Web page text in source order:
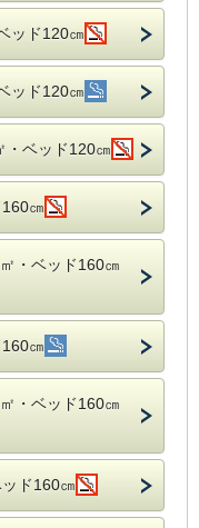
ッド120㎝
ッド120㎝
ベッド120㎝
㎝
・ベッド160㎝
㎝
・ベッド160㎝
ド160㎝